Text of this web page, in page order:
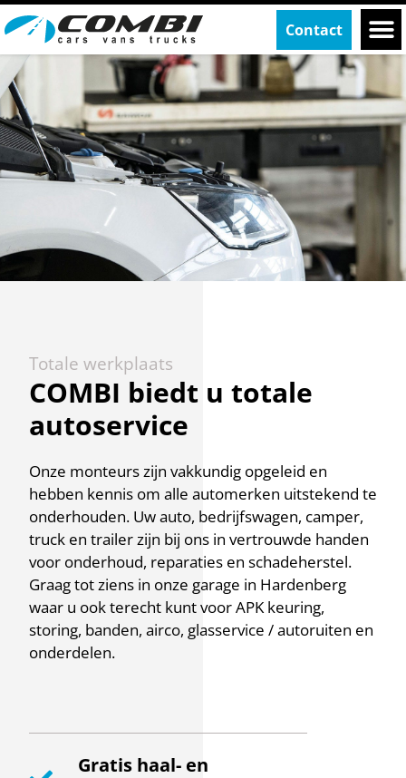
Contact
Totale werkplaats
COMBI biedt u totale
autoservice
Onze monteurs zijn vakkundig opgeleid en
hebben kennis om alle automerken uitstekend te
onderhouden. Uw auto, bedrijfswagen, camper,
truck en trailer zijn bij ons in vertrouwde handen
voor onderhoud, reparaties en schadeherstel.
Graag tot ziens in onze garage in Hardenberg
waar u ook terecht kunt voor APK keuring,
storing, banden, airco, glasservice / autoruiten en
onderdelen.
Gratis haal- en